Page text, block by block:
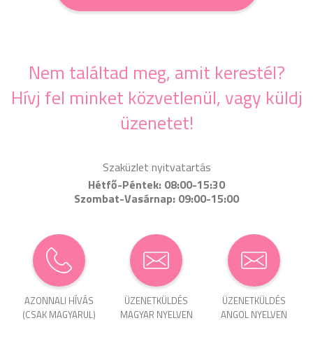
Nem találtad meg, amit kerestél?
Hívj fel minket közvetlenül, vagy küldj
üzenetet!
Szaküzlet nyitvatartás
Hétfő-Péntek: 08:00-15:30
Szombat-Vasárnap: 09:00-15:00
AZONNALI HÍVÁS
(CSAK MAGYARUL)
ÜZENET­KÜLDÉS
MAGYAR NYELVEN
ÜZENET­KÜLDÉS
ANGOL NYELVEN